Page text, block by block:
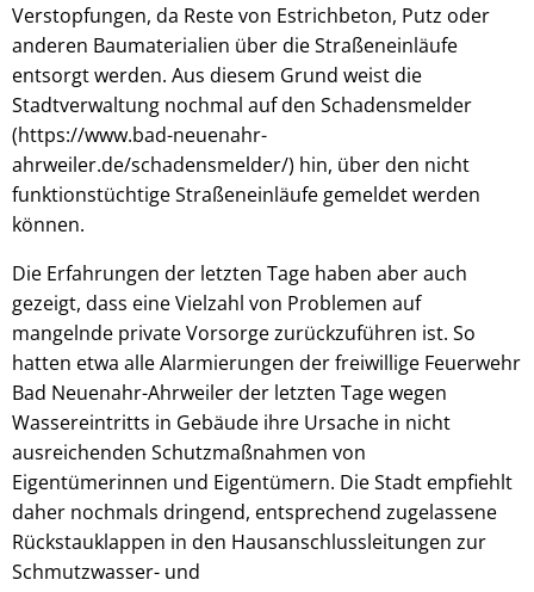
Verstopfungen, da Reste von Estrichbeton, Putz oder
anderen Baumaterialien über die Straßeneinläufe
entsorgt werden. Aus diesem Grund weist die
Stadtverwaltung nochmal auf den Schadensmelder
(https://www.bad-neuenahr-
ahrweiler.de/schadensmelder/) hin, über den nicht
funktionstüchtige Straßeneinläufe gemeldet werden
können.
Die Erfahrungen der letzten Tage haben aber auch
gezeigt, dass eine Vielzahl von Problemen auf
mangelnde private Vorsorge zurückzuführen ist. So
hatten etwa alle Alarmierungen der freiwillige Feuerwehr
Bad Neuenahr-Ahrweiler der letzten Tage wegen
Wassereintritts in Gebäude ihre Ursache in nicht
ausreichenden Schutzmaßnahmen von
Eigentümerinnen und Eigentümern. Die Stadt empfiehlt
daher nochmals dringend, entsprechend zugelassene
Rückstauklappen in den Hausanschlussleitungen zur
Schmutzwasser- und